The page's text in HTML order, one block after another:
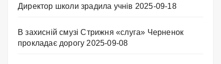
Директор школи зрадила учнів 2025-09-18
В захисній смузі Стрижня «слуга» Черненок
прокладає дорогу 2025-09-08